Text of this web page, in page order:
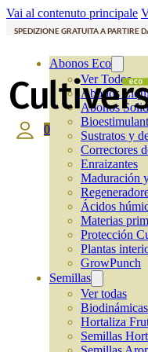
Vai al contenuto principale
SPEDIZIONE GRATUITA A PARTIRE
Abonos Eco
Ver Todos
Abonos
Abonos
Sustratos y
Correctores
Enraizantes
Maduración
Ácidos
Materias
Protección
Plantas
GrowPunch
Semillas
Ver todas
Hortaliza
Semillas
0